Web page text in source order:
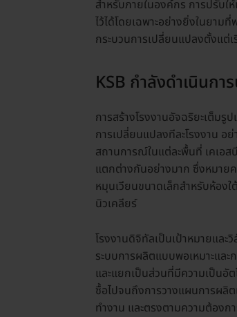
สำหรับภายในองค์กร การปรับ
ไว้ได้โดยเฉพาะอย่างยิ่งในยา
กระบวนการเปลี่ยนแปลงตั้งแต่เ
KSB กำลังดำเนินกา
การสร้างโรงงานอัจฉริยะเต็ม
การเปลี่ยนแปลงทีละโรงงาน อ
สถานการณ์ในแต่ละพื้นที่ เคเอ
แตกต่างกันอย่างมาก ซึ่งหมาย
หมุนเวียนขนาดเล็กสำหรับห้อง
นิวเคลียร์
โรงงานดิจิทัลเป็นเป้าหมายและ
ระบบการผลิตแบบพอเหมาะแล
และแยกเป็นส่วนที่มีความเป็นอั
ซื้อไปจนถึงการวางแผนการผลิ
ทำงาน และตรงตามความต้อง